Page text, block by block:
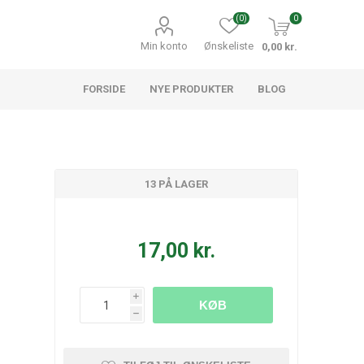
Min konto Ønskeliste
(0) 0
0,00 kr.
FORSIDE NYE PRODUKTER BLOG
13 PÅ LAGER
17,00 kr.
i
h
KØB